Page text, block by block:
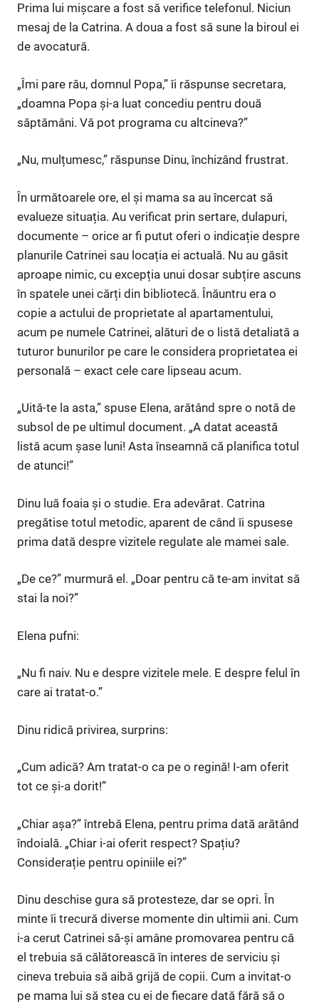
Prima lui mișcare a fost să verifice telefonul. Niciun
mesaj de la Catrina. A doua a fost să sune la biroul ei
de avocatură.
„Îmi pare rău, domnul Popa,” îi răspunse secretara,
„doamna Popa și-a luat concediu pentru două
săptămâni. Vă pot programa cu altcineva?”
„Nu, mulțumesc,” răspunse Dinu, închizând frustrat.
În următoarele ore, el și mama sa au încercat să
evalueze situația. Au verificat prin sertare, dulapuri,
documente – orice ar fi putut oferi o indicație despre
planurile Catrinei sau locația ei actuală. Nu au găsit
aproape nimic, cu excepția unui dosar subțire ascuns
în spatele unei cărți din bibliotecă. Înăuntru era o
copie a actului de proprietate al apartamentului,
acum pe numele Catrinei, alături de o listă detaliată a
tuturor bunurilor pe care le considera proprietatea ei
personală – exact cele care lipseau acum.
„Uită-te la asta,” spuse Elena, arătând spre o notă de
subsol de pe ultimul document. „A datat această
listă acum șase luni! Asta înseamnă că planifica totul
de atunci!”
Dinu luă foaia și o studie. Era adevărat. Catrina
pregătise totul metodic, aparent de când îi spusese
prima dată despre vizitele regulate ale mamei sale.
„De ce?” murmură el. „Doar pentru că te-am invitat să
stai la noi?”
Elena pufni:
„Nu fi naiv. Nu e despre vizitele mele. E despre felul în
care ai tratat-o.”
Dinu ridică privirea, surprins:
„Cum adică? Am tratat-o ca pe o regină! I-am oferit
tot ce și-a dorit!”
„Chiar așa?” întrebă Elena, pentru prima dată arătând
îndoială. „Chiar i-ai oferit respect? Spațiu?
Considerație pentru opiniile ei?”
Dinu deschise gura să protesteze, dar se opri. În
minte îi trecură diverse momente din ultimii ani. Cum
i-a cerut Catrinei să-și amâne promovarea pentru că
el trebuia să călătorească în interes de serviciu și
cineva trebuia să aibă grijă de copii. Cum a invitat-o
pe mama lui să stea cu ei de fiecare dată fără să o